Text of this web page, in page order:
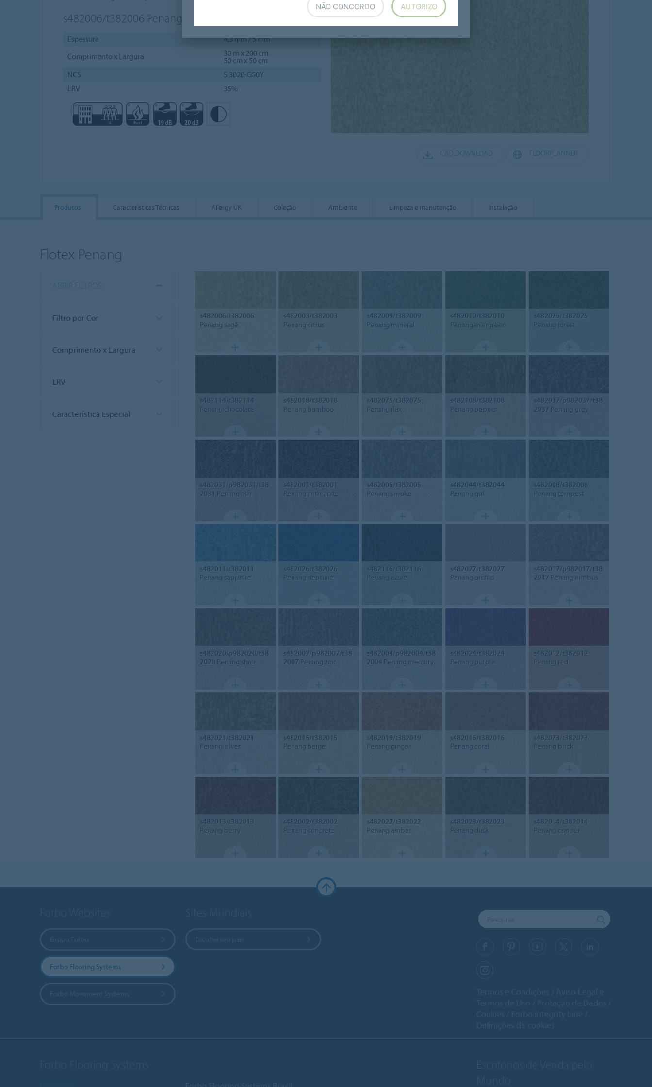
s482006/t382006 Penang sage
Espessura
4,3 mm / 5 mm
Comprimento x Largura
30 m x 200 cm
50 cm x 50 cm
NCS
S 3020-G50Y
LRV
35%
Produtos Características Técnicas Allergy UK Coleção Ambiente Limpeza e manutenção Instalação
Flotex Penang
Filtro por Cor
Comprimento x Largura
LRV
Característica Especial
s482006/t382006
Penang sage
s482003/t382003
Penang citrus
s482009/t382009
Penang mineral
s482010/t382010
Penang evergreen
s482025/t382025
Penang forest
s482114/t382114
Penang chocolate
s482018/t382018
Penang bamboo
s482075/t382075
Penang flax
s482108/t382108
Penang pepper
s482037/p982037/t38
2037 Penang grey
s482031/p982031/t38
2031 Penang ash
s482001/t382001
Penang anthracite
s482005/t382005
Penang smoke
s482044/t382044
Penang gull
s482008/t382008
Penang tempest
s482011/t382011
Penang sapphire
s482026/t382026
Penang neptune
s482116/t382116
Penang azure
s482027/t382027
Penang orchid
s482017/p982017/t38
2017 Penang nimbus
s482020/p982020/t38
2020 Penang shale
s482007/p982007/t38
2007 Penang zinc
s482004/p982004/t38
2004Penang mercury
s482024/t382024
Penang purple
s482012/t382012
Penang red
s482021/t382021
Penang silver
s482015/t382015
Penang beige
s482019/t382019
Penang ginger
s482016/t382016
Penang coral
s482073/t382073
Penang brick
s482013/t382013
Penang berry
s482002/t382002
Penang concrete
s482022/t382022
Penang amber
s482023/t382023
Penang dusk
s482014/t382014
Penang copper
Forbo Flooring Systems
NÃO CONCORDO AUTORIZO